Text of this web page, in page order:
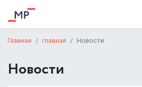
Главная главная Новости
Новости